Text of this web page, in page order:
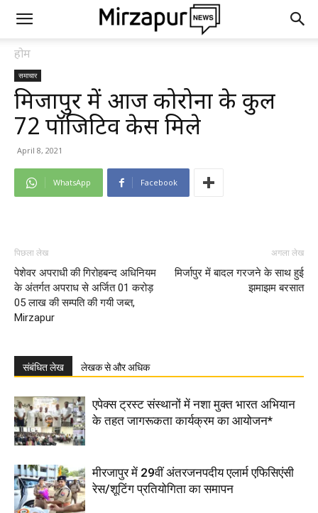
होम
समाचार
मिर्जापुर में आज कोरोना के कुल
72 पॉजिटिव केस मिले
April 8, 2021
WhatsApp Facebook
पिछला लेख
पेशेवर अपराधी की गिरोहबन्द अधिनियम
के अंतर्गत अपराध से अर्जित 01 करोड़
05 लाख की सम्पति की गयी जब्त,
Mirzapur
अगला लेख
मिर्जापुर में बादल गरजने के साथ हुई
झमाझम बरसात
संबंधित लेख लेखक से और अधिक
एपेक्स ट्रस्ट संस्थानों में नशा मुक्त भारत अभियान
के तहत जागरूकता कार्यक्रम का आयोजन*
मीरजापुर में 29वीं अंतरजनपदीय एलार्म एफिसिएंसी
रेस/शूटिंग प्रतियोगिता का समापन